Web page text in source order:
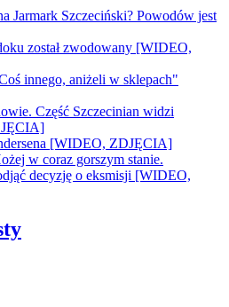
Jarmark Szczeciński? Powodów jest
został zwodowany [WIDEO,
innego, aniżeli w sklepach"
Część Szczecinian widzi
[WIDEO, ZDJĘCIA]
w coraz gorszym stanie.
decyzję o eksmisji [WIDEO,